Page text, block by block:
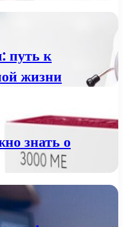
путь к
жизни
знать о